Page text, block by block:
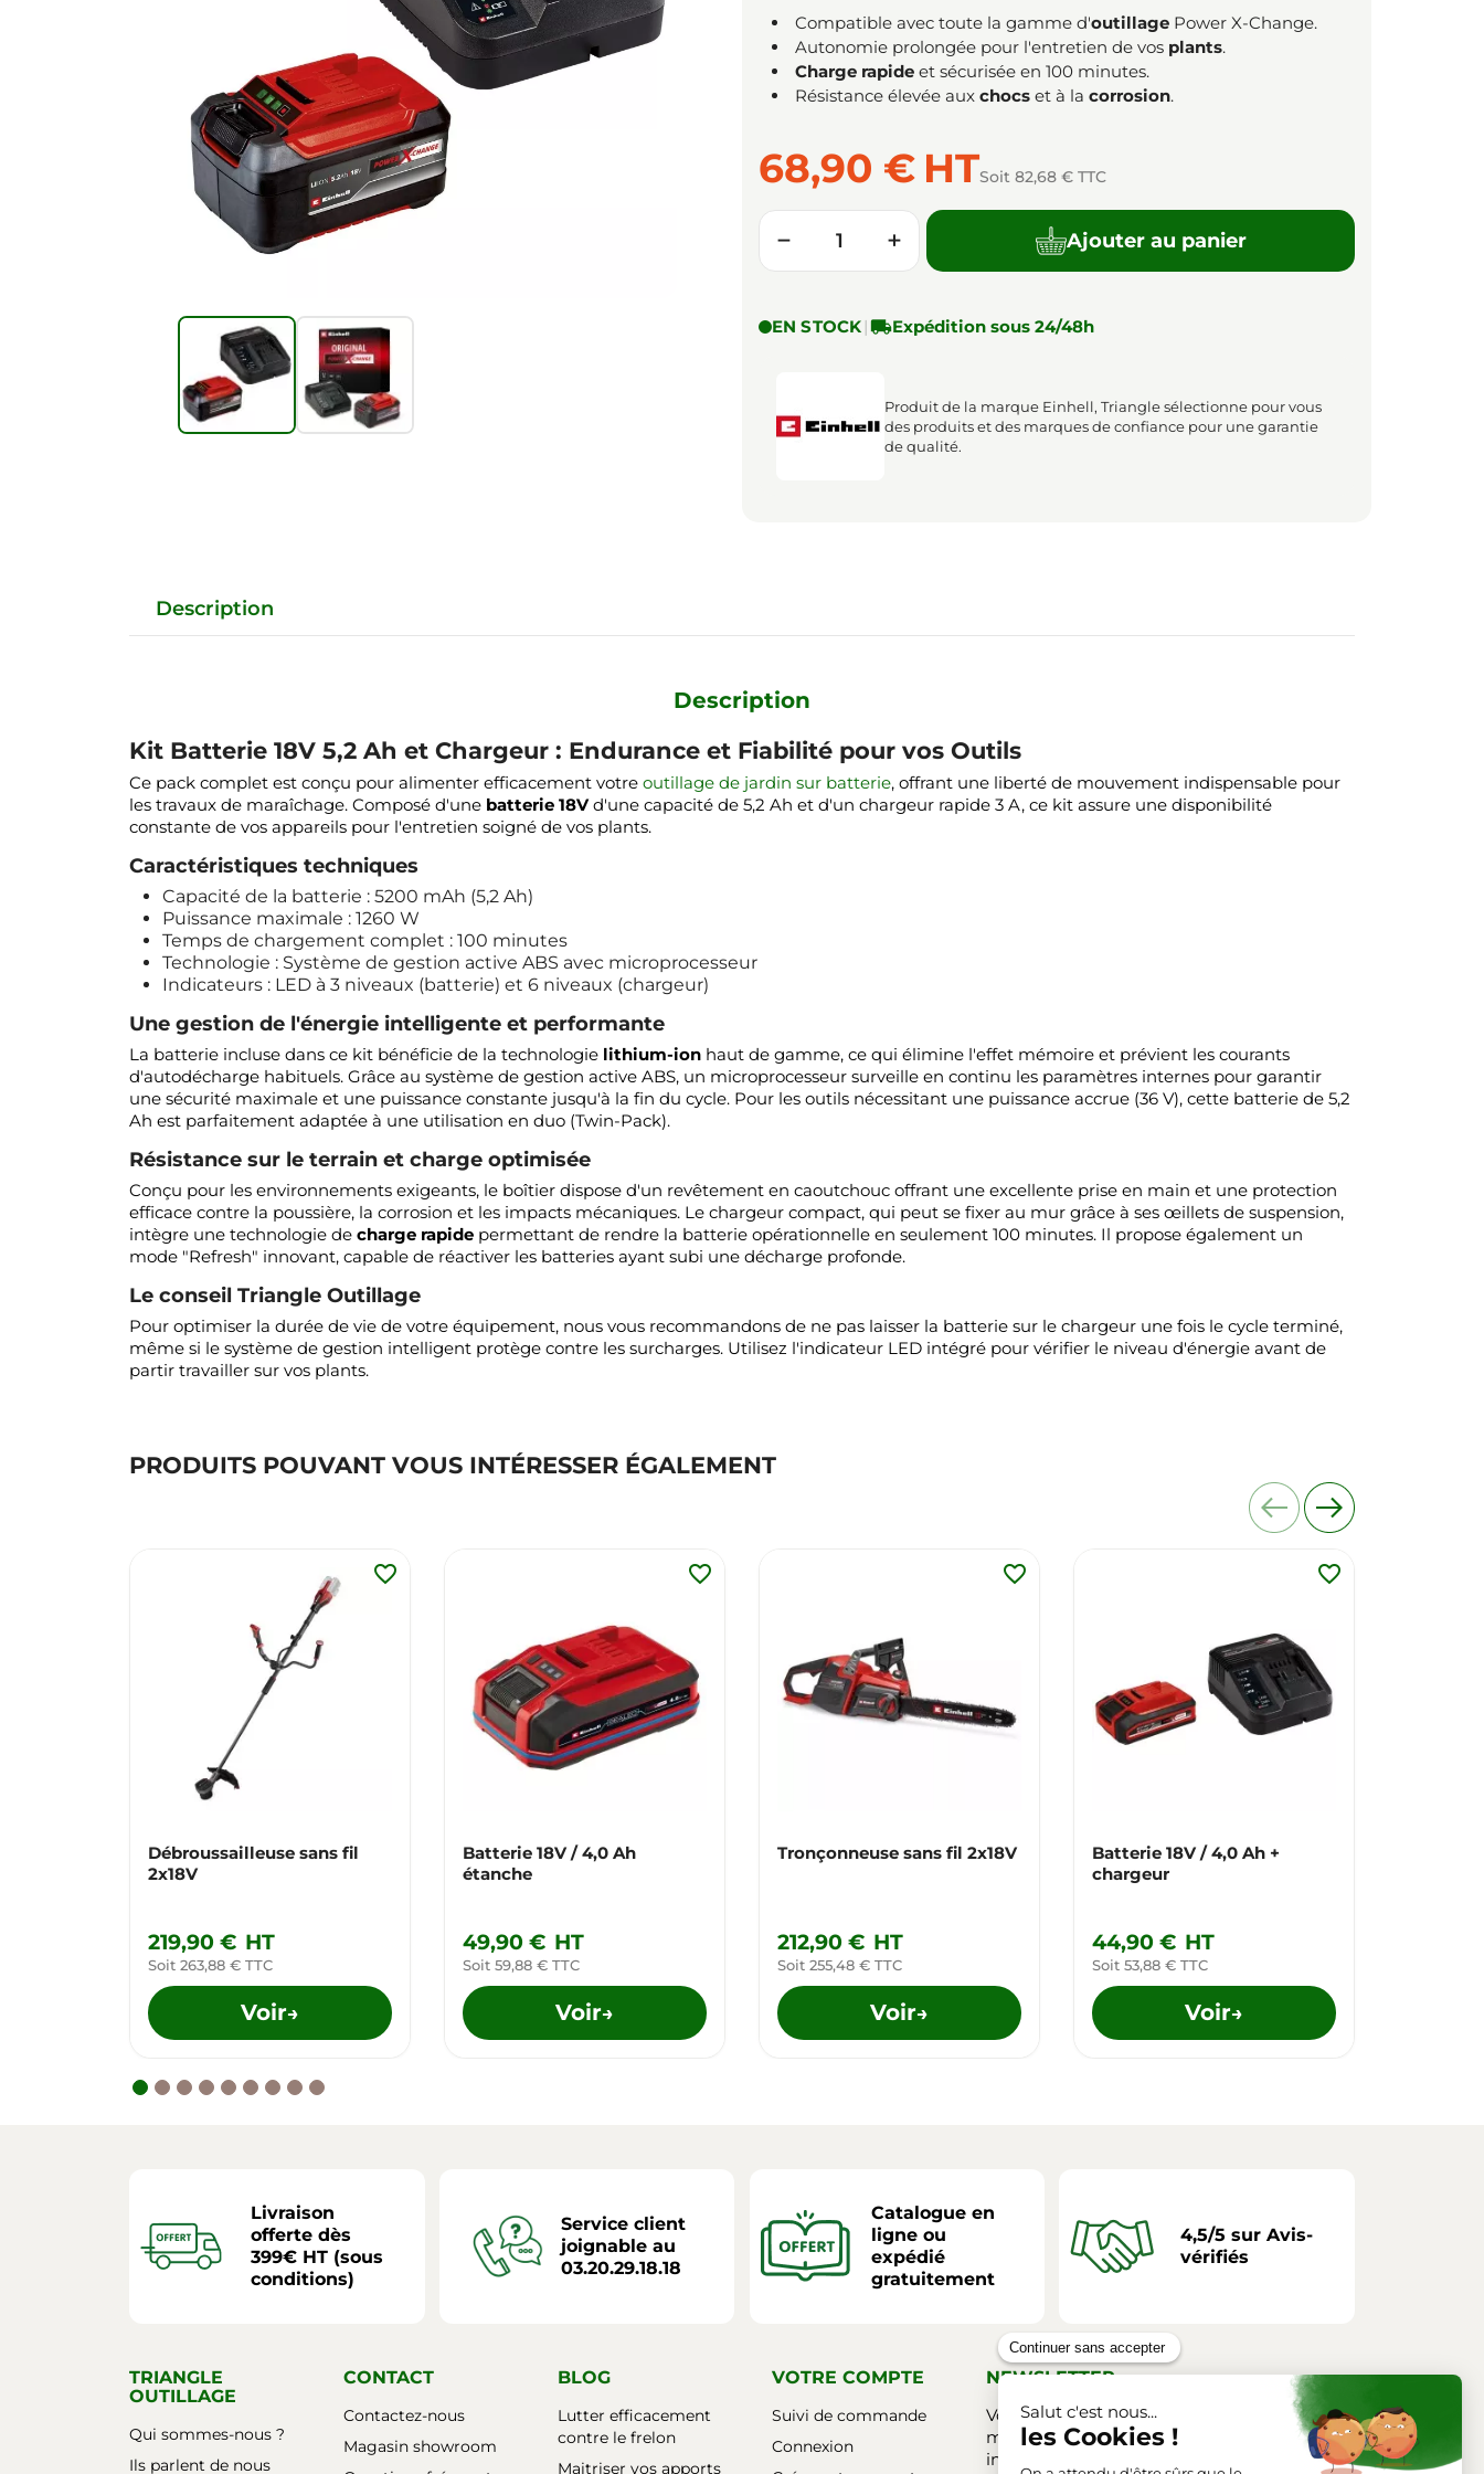
Compatible avec toute la gamme d'outillage Power X-Change.
Autonomie prolongée pour l'entretien de vos plants.
Charge rapide et sécurisée en 100 minutes.
Résistance élevée aux chocs et à la corrosion.
68,90 € HTSoit 82,68 € TTC
Quantité
− + Ajouter au panier
EN STOCK |Expédition sous 24/48h
Produit de la marque Einhell, Triangle sélectionne pour vous
des produits et des marques de confiance pour une garantie
de qualité.
Description
Description
Kit Batterie 18V 5,2 Ah et Chargeur : Endurance et Fiabilité pour vos Outils
Ce pack complet est conçu pour alimenter efficacement votre outillage de jardin sur batterie, offrant une liberté de mouvement indispensable pour
les travaux de maraîchage. Composé d'une batterie 18Vd'une capacité de 5,2 Ah et d'un chargeur rapide 3 A, ce kit assure une disponibilité
constante de vos appareils pour l'entretien soigné de vos plants.
Caractéristiques techniques
Capacité de la batterie : 5200 mAh (5,2 Ah)
Puissance maximale : 1260 W
Temps de chargement complet : 100 minutes
Technologie : Système de gestion active ABS avec microprocesseur
Indicateurs : LED à 3 niveaux (batterie) et 6 niveaux (chargeur)
Une gestion de l'énergie intelligente et performante
La batterie incluse dans ce kit bénéficie de la technologie lithium-ion haut de gamme, ce qui élimine l'effet mémoire et prévient les courants
d'autodécharge habituels. Grâce au système de gestion active ABS, un microprocesseur surveille en continu les paramètres internes pour garantir
une sécurité maximale et une puissance constante jusqu'à la fin du cycle. Pour les outils nécessitant une puissance accrue (36 V), cette batterie de 5,2
Ah est parfaitement adaptée à une utilisation en duo (Twin-Pack).
Résistance sur le terrain et charge optimisée
Conçu pour les environnements exigeants, le boîtier dispose d'un revêtement en caoutchouc offrant une excellente prise en main et une protection
efficace contre la poussière, la corrosion et les impacts mécaniques. Le chargeur compact, qui peut se fixer au mur grâce à ses œillets de suspension,
intègre une technologie de charge rapide permettant de rendre la batterie opérationnelle en seulement 100 minutes. Il propose également un
mode "Refresh" innovant, capable de réactiver les batteries ayant subi une décharge profonde.
Le conseil Triangle Outillage
Pour optimiser la durée de vie de votre équipement, nous vous recommandons de ne pas laisser la batterie sur le chargeur une fois le cycle terminé,
même si le système de gestion intelligent protège contre les surcharges. Utilisez l'indicateur LED intégré pour vérifier le niveau d'énergie avant de
partir travailler sur vos plants.
PRODUITS POUVANT VOUS INTÉRESSER ÉGALEMENT
Débroussailleuse sans fil
2x18V
219,90 € HT
Soit 263,88 € TTC
Voir→
favorite_border
Batterie 18V / 4,0 Ah
étanche
49,90 € HT
Soit 59,88 € TTC
Voir→
favorite_border
Tronçonneuse sans fil 2x18V
212,90 € HT
Soit 255,48 € TTC
Voir→
favorite_border
Batterie 18V / 4,0 Ah +
chargeur
44,90 € HT
Soit 53,88 € TTC
Voir→
favorite_border
Livraison
offerte dès
399€ HT (sous
conditions)
Service client
joignable au
03.20.29.18.18
Catalogue en
ligne ou
expédié
gratuitement
4,5/5 sur Avis-
vérifiés
TRIANGLE
OUTILLAGE
Qui sommes-nous ?
Ils parlent de nous
CONTACT
Contactez-nous
Magasin showroom
BLOG
Lutter efficacement
contre le frelon
Maitriser vos apports
VOTRE COMPTE
Suivi de commande
Connexion
NEWSLETTER
Vous pouvez vous désinscrire à tout
moment. Vous trouverez pour cela nos
informations de contact dans les conditions